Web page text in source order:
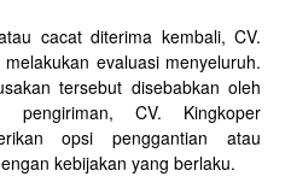
cacat diterima kembali, CV.
evaluasi menyeluruh.
tersebut disebabkan oleh
pengiriman, CV. Kingkoper
opsi penggantian atau
kebijakan yang berlaku.